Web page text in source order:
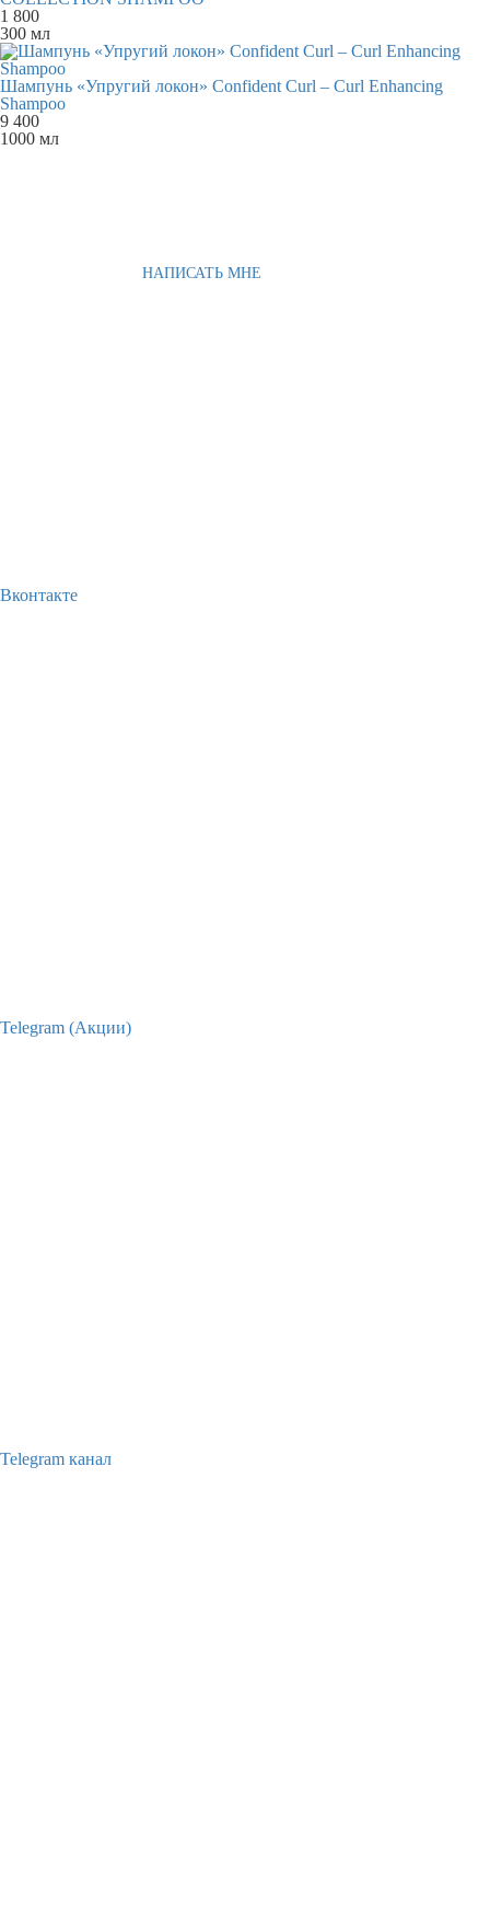
1 800
300 мл
Шампунь «Упругий локон» Confident Curl – Curl Enhancing
Shampoo
9 400
1000 мл
НАПИСАТЬ МНЕ
Вконтакте
Telegram (Акции)
Telegram канал